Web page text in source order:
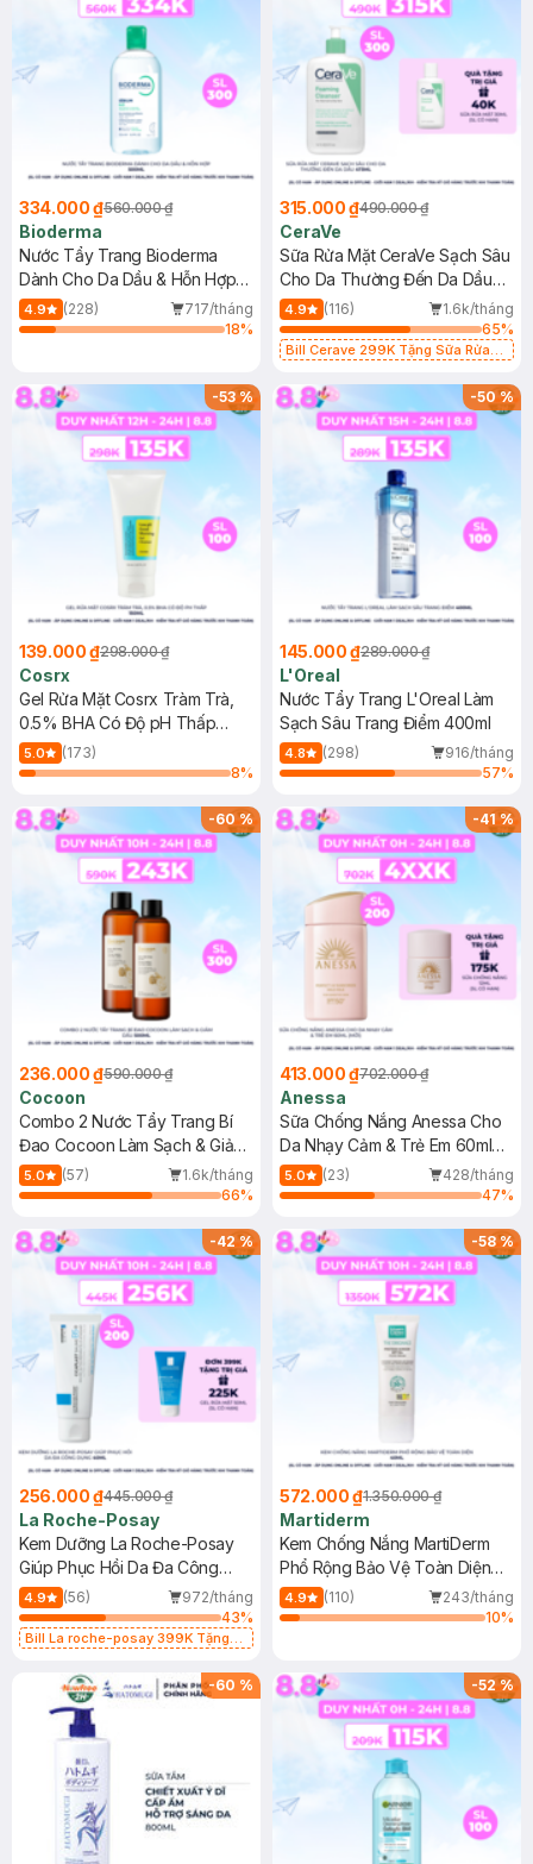
334.000 ₫560.000 ₫
Bioderma
Nước Tẩy Trang Bioderma
Dành Cho Da Dầu & Hỗn Hợp
500ml
4.9 (228)
717/tháng
18%
315.000 ₫490.000 ₫
CeraVe
Sữa Rửa Mặt CeraVe Sạch Sâu
Cho Da Thường Đến Da Dầu
473ml
4.9 (116)
1.6k/tháng
65%
Bill Cerave 299K Tặng Sữa Rửa
-53%
139.000 ₫298.000 ₫
Cosrx
Gel Rửa Mặt Cosrx Tràm Trà,
0.5% BHA Có Độ pH Thấp
150ml
5.0
(173)
8%
-50%
145.000 ₫289.000 ₫
L'Oreal
Nước Tẩy Trang L'Oreal Làm
Sạch Sâu Trang Điểm 400ml
4.8 (298)
916/tháng
57%
-60%
236.000 ₫590.000 ₫
Cocoon
Combo 2 Nước Tẩy Trang Bí
Đao Cocoon Làm Sạch & Giảm
Dầu 500ml
5.0 (57)
1.6k/tháng
66%
-41%
413.000 ₫702.000 ₫
Anessa
Sữa Chống Nắng Anessa Cho
Da Nhạy Cảm & Trẻ Em 60ml
(Mới)
5.0 (23)
428/tháng
47%
-42%
256.000 ₫445.000 ₫
La Roche-Posay
Kem Dưỡng La Roche-Posay
Giúp Phục Hồi Da Đa Công
Dụng 40ml
4.9 (56)
972/tháng
43%
Bill La roche-posay 399K Tặng
(SL có hạn)
-58%
572.000 ₫1.350.000 ₫
Martiderm
Kem Chống Nắng MartiDerm
Phổ Rộng Bảo Vệ Toàn Diện
40ml
4.9 (110)
243/tháng
10%
-60 % -52%